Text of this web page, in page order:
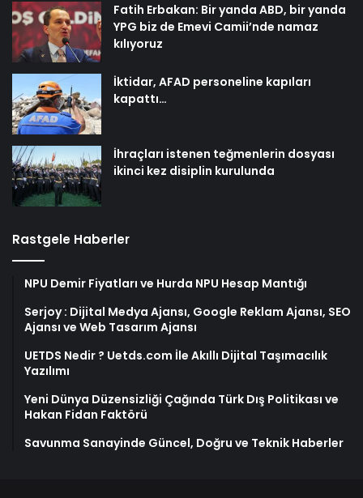
Fatih Erbakan: Bir yanda ABD, bir yanda
YPG biz de Emevi Camii’nde namaz
kılıyoruz
İktidar, AFAD personeline kapıları
kapattı…
İhraçları istenen teğmenlerin dosyası
ikinci kez disiplin kurulunda
Rastgele Haberler
NPU Demir Fiyatları ve Hurda NPU Hesap Mantığı
Serjoy : Dijital Medya Ajansı, Google Reklam Ajansı, SEO
Ajansı ve Web Tasarım Ajansı
UETDS Nedir ? Uetds.com İle Akıllı Dijital Taşımacılık
Yazılımı
Yeni Dünya Düzensizliği Çağında Türk Dış Politikası ve
Hakan Fidan Faktörü
Savunma Sanayinde Güncel, Doğru ve Teknik Haberler